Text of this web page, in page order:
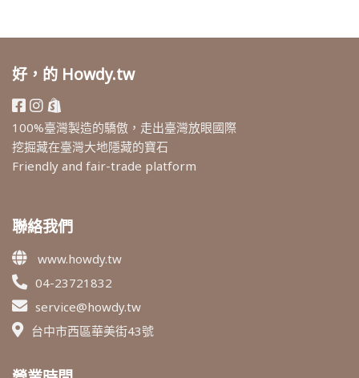
好，的 Howdy.tw
100%臺灣製造的驕傲，走出臺灣放眼國際
挖掘藏在臺灣大地隱藏的寶石
Friendly and fair-trade platform
聯絡我們
www.howdy.tw
04-23721832
service@howdy.tw
台中市西區華美街43號